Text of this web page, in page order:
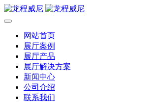
网站首页
展厅案例
展厅产品
展厅解决方案
新闻中心
公司介绍
联系我们